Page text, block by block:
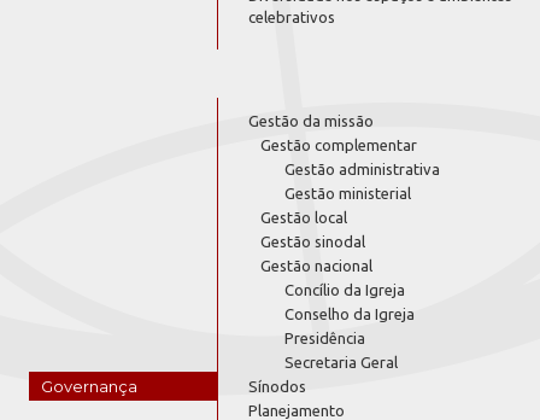
celebrativos
Governança
Gestão da missão
Gestão complementar
Gestão administrativa
Gestão ministerial
Gestão local
Gestão sinodal
Gestão nacional
Concílio da Igreja
Conselho da Igreja
Presidência
Secretaria Geral
Sínodos
Planejamento